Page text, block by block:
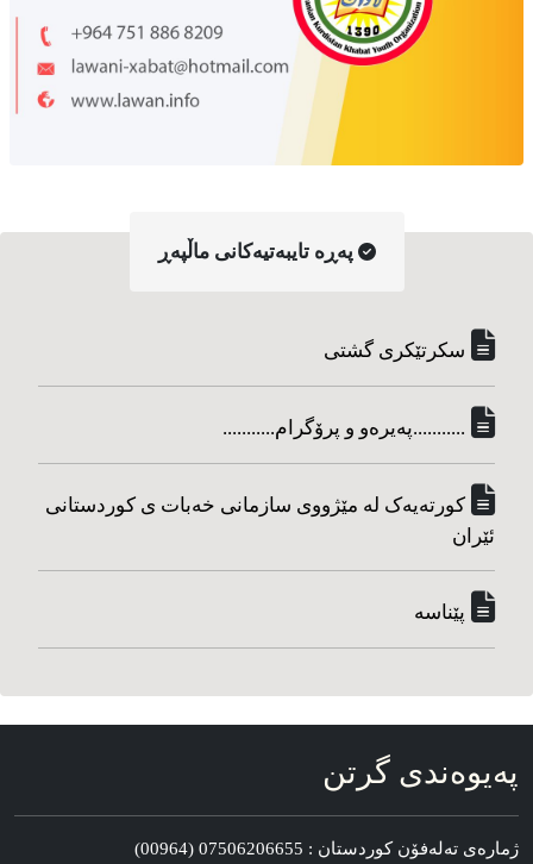
په‌ڕه‌ تایبه‌تیه‌کانی ماڵپه‌ڕ
سکرتێکری گشتی
...........په‌یره‌و و پرۆگرام...........
کورته‌یه‌ک له مێژووی سازمانی خه‌بات ی کوردستانی
ئێران
پێناسه‌
په‌یوه‌ندی گرتن
ژماره‌ی ته‌له‌فۆن کوردستان : 07506206655 (00964)